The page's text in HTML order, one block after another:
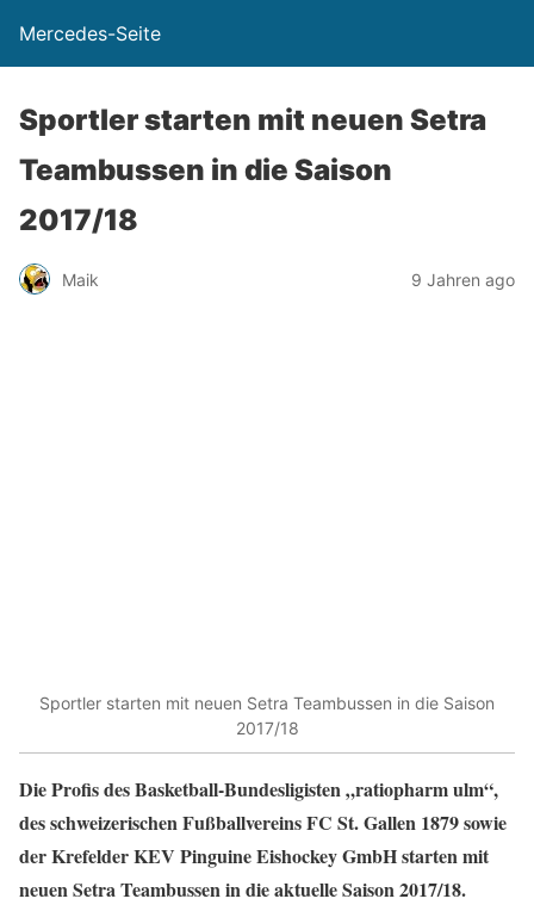
Mercedes-Seite
Sportler starten mit neuen Setra
Teambussen in die Saison
2017/18
Maik 9 Jahren ago
Sportler starten mit neuen Setra Teambussen in die Saison
2017/18
Die Profis des Basketball-Bundesligisten „ratiopharm ulm“,
des schweizerischen Fußballvereins FC St. Gallen 1879 sowie
der Krefelder KEV Pinguine Eishockey GmbH starten mit
neuen Setra Teambussen in die aktuelle Saison 2017/18.